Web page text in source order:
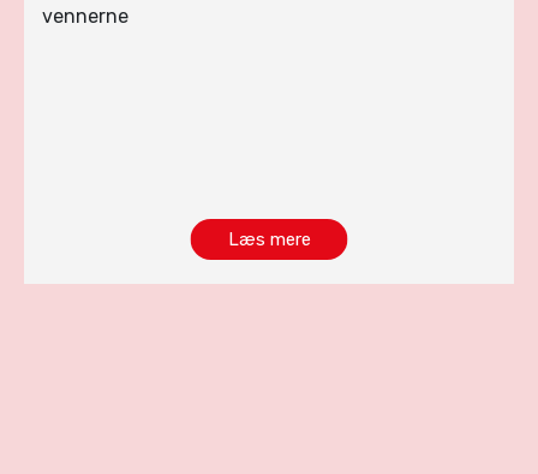
vennerne
Læs mere